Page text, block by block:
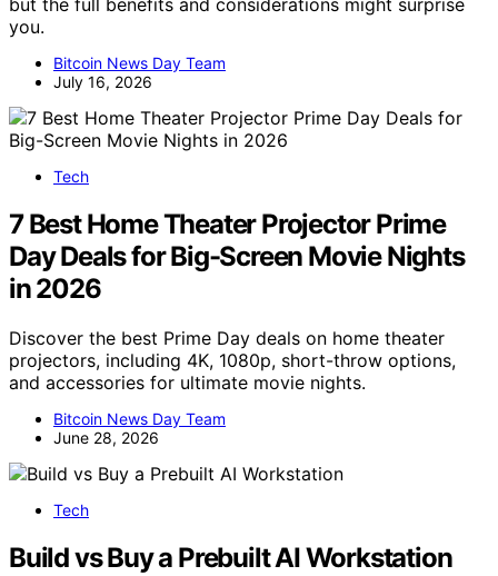
but the full benefits and considerations might surprise
you.
Bitcoin News Day Team
July 16, 2026
Tech
7 Best Home Theater Projector Prime
Day Deals for Big-Screen Movie Nights
in 2026
Discover the best Prime Day deals on home theater
projectors, including 4K, 1080p, short-throw options,
and accessories for ultimate movie nights.
Bitcoin News Day Team
June 28, 2026
Tech
Build vs Buy a Prebuilt AI Workstation